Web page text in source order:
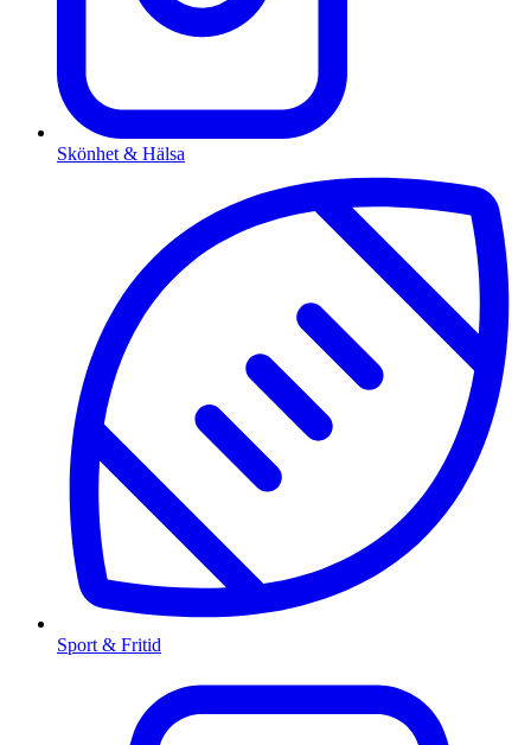
Skönhet & Hälsa
Sport & Fritid